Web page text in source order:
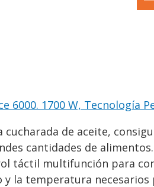
6000. 1700 W, Tecnología
de aceite,
cantidades de
táctil multifunción para
la temperatura